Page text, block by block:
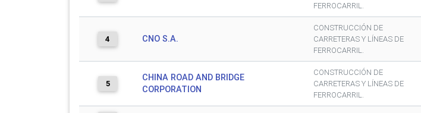
FERROCARRIL.
4 CNO S.A.
CONSTRUCCIÓN DE
CARRETERAS Y LÍNEAS DE
FERROCARRIL.
5
CHINA ROAD AND BRIDGE
CORPORATION
CONSTRUCCIÓN DE
CARRETERAS Y LÍNEAS DE
FERROCARRIL.